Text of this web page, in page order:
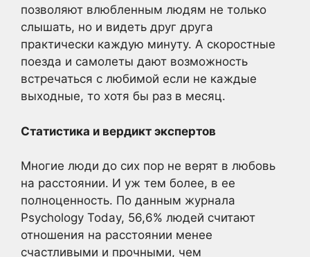
позволяют влюбленным людям не только
слышать, но и видеть друг друга
практически каждую минуту. А скоростные
поезда и самолеты дают возможность
встречаться с любимой если не каждые
выходные, то хотя бы раз в месяц.
Статистика и вердикт экспертов
Многие люди до сих пор не верят в любовь
на расстоянии. И уж тем более, в ее
полноценность. По данным журнала
Psychology Today, 56,6% людей считают
отношения на расстоянии менее
счастливыми и прочными, чем